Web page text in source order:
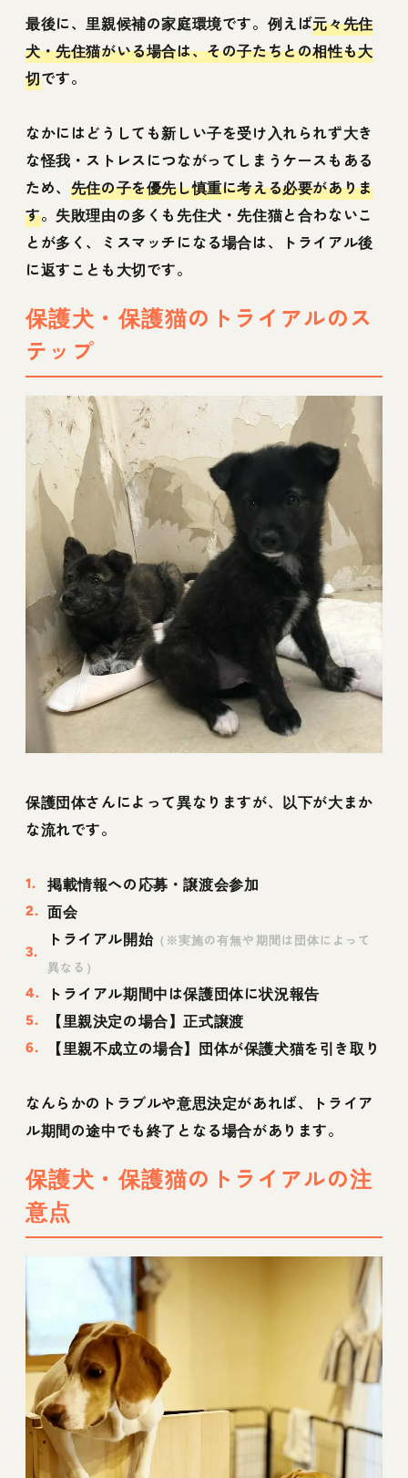
最後に、里親候補の家庭環境です。例えば元々先住
犬・先住猫がいる場合は、その子たちとの相性も大
切です。
なかにはどうしても新しい子を受け入れられず大き
な怪我・ストレスにつながってしまうケースもある
ため、 先住の子を優先し慎重に考える必要がありま
す。失敗理由の多くも先住犬・先住猫と合わないこ
とが多く、ミスマッチになる場合は、トライアル後
に返すことも大切です。
保護犬・保護猫のトライアルのス
テップ
保護団体さんによって異なりますが、以下が大まか
な流れです。
掲載情報への応募・譲渡会参加
面会
トライアル開始（※実施の有無や期間は団体によって
異なる）
トライアル期間中は保護団体に状況報告
【里親決定の場合】正式譲渡
【里親不成立の場合】団体が保護犬猫を引き取り
なんらかのトラブルや意思決定があれば、トライア
ル期間の途中でも終了となる場合があります。
保護犬・保護猫のトライアルの注
意点